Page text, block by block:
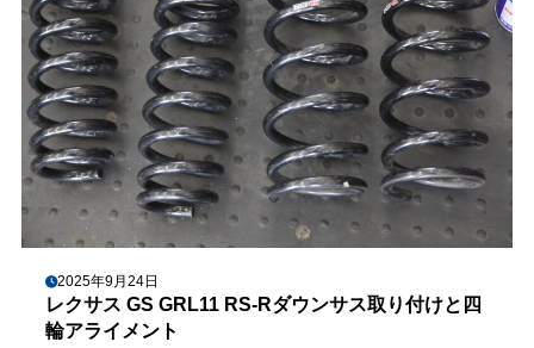
2025年9月24日
レクサス GS GRL11 RS-Rダウンサス取り付けと四
輪アライメント